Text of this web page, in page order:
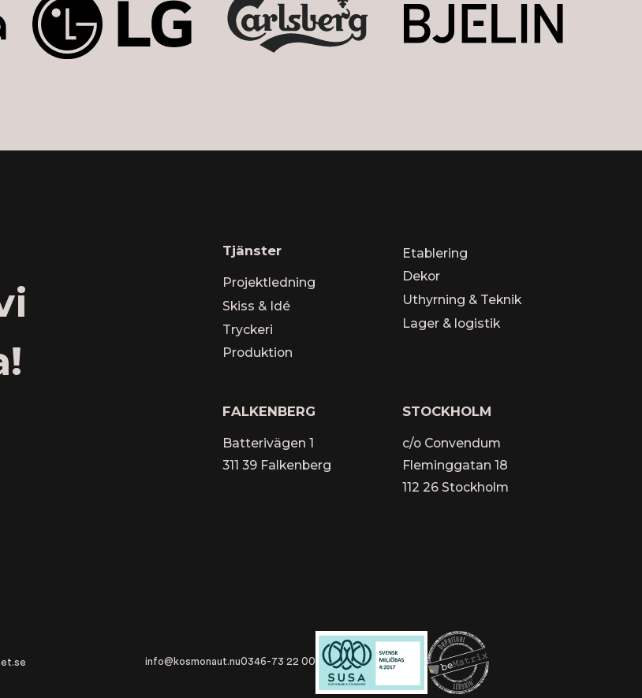
Tjänster
Projektledning
Skiss & Idé
Tryckeri
Produktion
Etablering
Dekor
Uthyrning & Teknik
Lager & logistik
FALKENBERG
Batterivägen 1
311 39 Falkenberg
STOCKHOLM
c/o Convendum
Fleminggatan 18
112 26 Stockholm
info@kosmonaut.nu0346-73 22 00